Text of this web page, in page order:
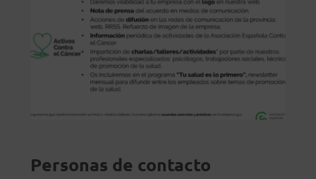
Personas de contacto